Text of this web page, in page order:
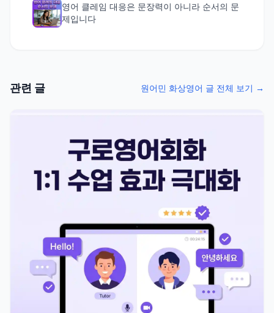
영어 클레임 대응은 문장력이 아니라 순서의 문
제입니다
관련 글 원어민 화상영어 글 전체 보기 →